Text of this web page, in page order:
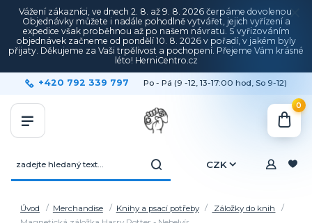
Vážení zákazníci, ve dnech 2. 8. až 9. 8. 2026 čerpáme dovolenou.
Objednávky můžete i nadále pohodlně vytvářet, jejich vyřízení a
expedice však proběhnou až po našem návratu. S vyřizováním
objednávek začneme od pondělí 10. 8. 2026 v pořadí, v jakém byly
přijaty. Děkujeme za Vaši trpělivost a pochopení. Přejeme Vám krásné
léto! HerniCentro.cz
CZK
+420 792 339 797 Po - Pá (9 -12, 13-17:00 hod, So 9-12)
0
Úvod Merchandise Knihy a psací potřeby
Záložky do knih